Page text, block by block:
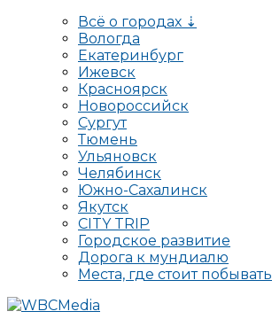
Всё о городах ⇣
Вологда
Екатеринбург
Ижевск
Красноярск
Новороссийск
Сургут
Тюмень
Ульяновск
Челябинск
Южно-Сахалинск
Якутск
CITY TRIP
Городское развитие
Дорога к мундиалю
Места, где стоит побывать